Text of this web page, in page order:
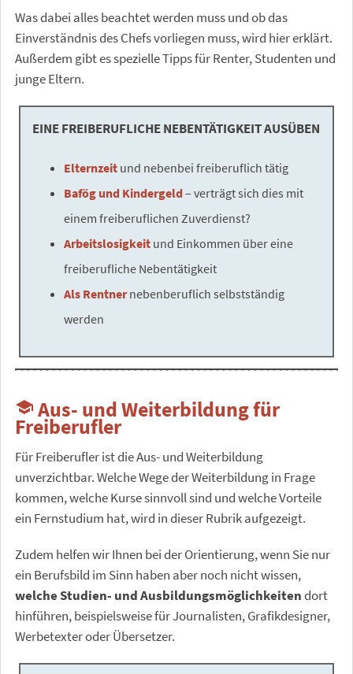
Was dabei alles beachtet werden muss und ob das
Einverständnis des Chefs vorliegen muss, wird hier erklärt.
Außerdem gibt es spezielle Tipps für Renter, Studenten und
junge Eltern.
EINE FREIBERUFLICHE NEBENTÄTIGKEIT AUSÜBEN
Elternzeit und nebenbei freiberuflich tätig
Bafög und Kindergeld– verträgt sich dies mit
einem freiberuflichen Zuverdienst?
Arbeitslosigkeit und Einkommen über eine
freiberufliche Nebentätigkeit
Als Rentnernebenberuflich selbstständig
werden
school Aus- und Weiterbildung für
Freiberufler
Für Freiberufler ist die Aus- und Weiterbildung
unverzichtbar. Welche Wege der Weiterbildung in Frage
kommen, welche Kurse sinnvoll sind und welche Vorteile
ein Fernstudium hat, wird in dieser Rubrik aufgezeigt.
Zudem helfen wir Ihnen bei der Orientierung, wenn Sie nur
ein Berufsbild im Sinn haben aber noch nicht wissen,
welche Studien- und Ausbildungsmöglichkeitendort
hinführen, beispielsweise für Journalisten, Grafikdesigner,
Werbetexter oder Übersetzer.